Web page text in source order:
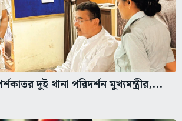
দুই থানা পরিদর্শন মুখ্যমন্ত্রীর,...